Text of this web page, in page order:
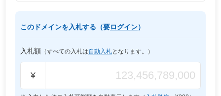
このドメインを入札する（要ログイン）
入札額 （すべての入札は自動入札となります。）
¥